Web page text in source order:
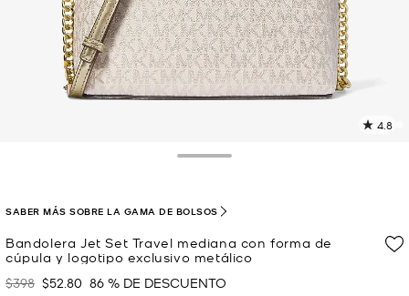
4.8
Bandolera Jet Set Travel mediana con forma de
cúpula y logotipo exclusivo metálico
Era
$398 Ahora
$52.80 86 % DE DESCUENTO
SABER MÁS SOBRE LA GAMA DE BOLSOS